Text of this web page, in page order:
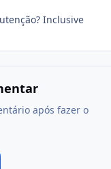
Inclusive
após fazer o